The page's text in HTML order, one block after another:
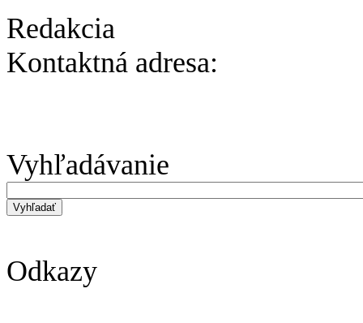
Redakcia
Kontaktná adresa:
Vyhľadávanie
Odkazy